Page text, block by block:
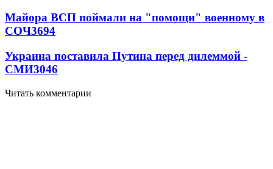
Майора ВСП поймали на "помощи" военному в
СОЧ3694
Украина поставила Путина перед дилеммой -
СМИ3046
Читать комментарии